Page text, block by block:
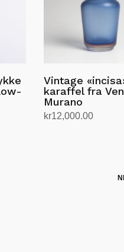
Vintage
karaffel fra
Murano
kr12,000.00